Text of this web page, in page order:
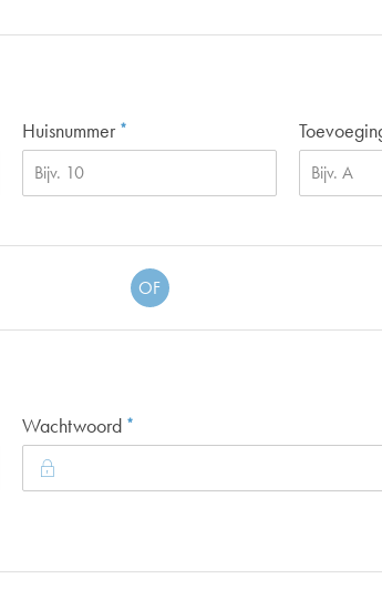
Huisnummer *
OF
Wachtwoord *